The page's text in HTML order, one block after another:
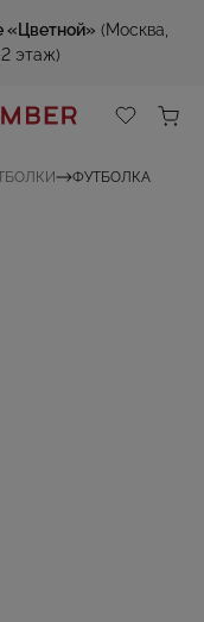
«Цветной» (Москва,
2 этаж)
ФУТБОЛКА